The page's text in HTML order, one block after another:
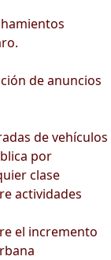
de anuncios
de vehículos
por
clase
actividades
el incremento